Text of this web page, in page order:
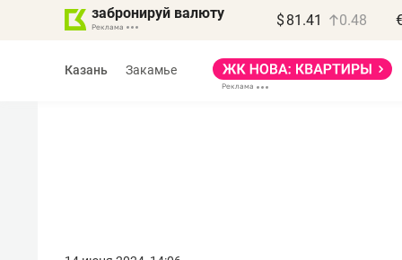
забронируй валюту $ 81.41 0.48
Казань Закамье